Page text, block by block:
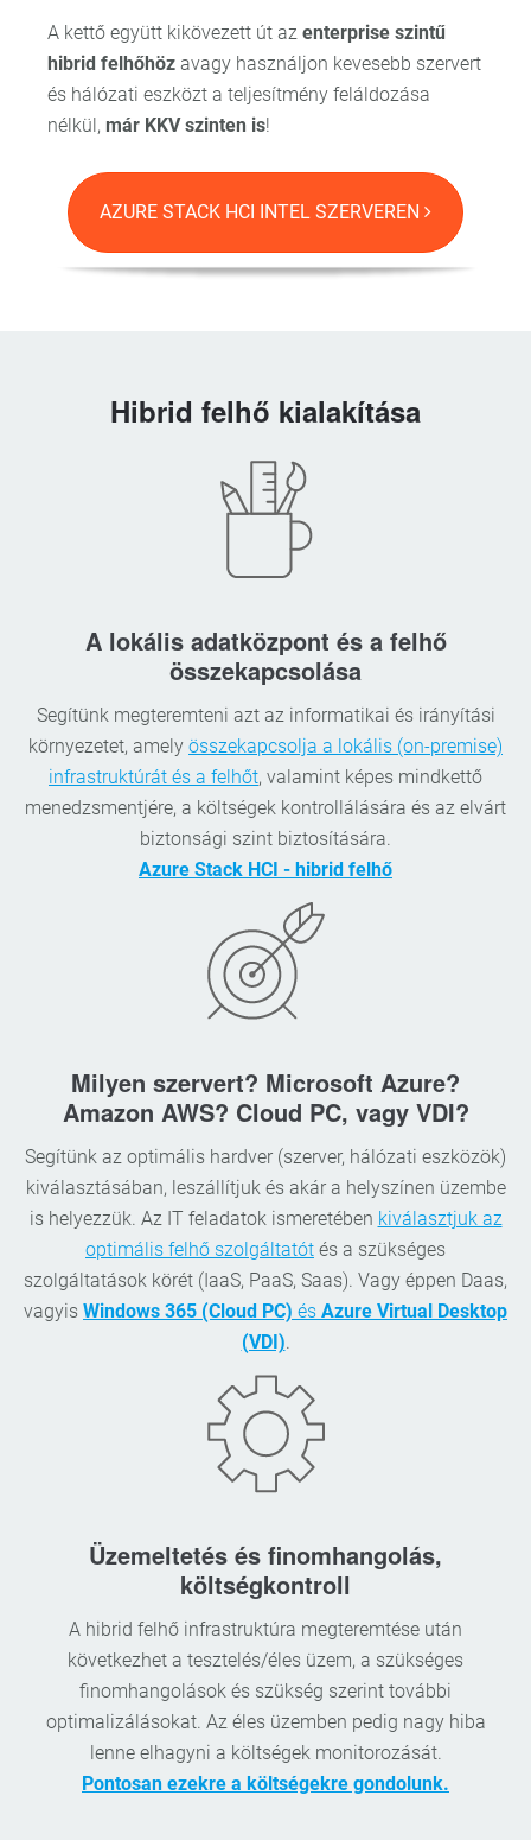
A kettő együtt kikövezett út az enterprise szintű
hibrid felhőhöz avagy használjon kevesebb szervert
és hálózati eszközt a teljesítmény feláldozása
nélkül, már KKV szinten is!
AZURE STACK HCI INTEL SZERVEREN
Hibrid felhő kialakítása
A lokális adatközpont és a felhő
összekapcsolása
Segítünk megteremteni azt az informatikai és irányítási
környezetet, amely összekapcsolja a lokális (on-premise)
infrastruktúrát és a felhőt, valamint képes mindkettő
menedzsmentjére, a költségek kontrollálására és az elvárt
biztonsági szint biztosítására.
Azure Stack HCI - hibrid felhő
Milyen szervert? Microsoft Azure?
Amazon AWS? Cloud PC, vagy VDI?
Segítünk az optimális hardver (szerver, hálózati eszközök)
kiválasztásában, leszállítjuk és akár a helyszínen üzembe
is helyezzük. Az IT feladatok ismeretében kiválasztjuk az
optimális felhő szolgáltatót és a szükséges
szolgáltatások körét (IaaS, PaaS, Saas). Vagy éppen Daas,
vagyis Windows 365 (Cloud PC) és Azure Virtual Desktop
(VDI).
Üzemeltetés és finomhangolás,
költségkontroll
A hibrid felhő infrastruktúra megteremtése után
következhet a tesztelés/éles üzem, a szükséges
finomhangolások és szükség szerint további
optimalizálásokat. Az éles üzemben pedig nagy hiba
lenne elhagyni a költségek monitorozását.
Pontosan ezekre a költségekre gondolunk.